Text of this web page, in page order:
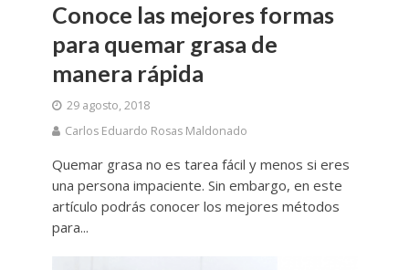
Conoce las mejores formas
para quemar grasa de
manera rápida
29 agosto, 2018
Carlos Eduardo Rosas Maldonado
Quemar grasa no es tarea fácil y menos si eres
una persona impaciente. Sin embargo, en este
artículo podrás conocer los mejores métodos
para...